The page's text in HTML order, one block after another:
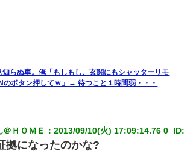
らぬ車。俺「もしもし、玄関にもシャッターリモ
のボタン押してｗ」→ 待つこと１時間弱・・・
ＨＯＭＥ ：2013/09/10(火) 17:09:14.76 0 ID:
拠になったのかな?